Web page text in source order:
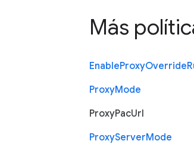
Más
EnableProxyOverride
ProxyMode
ProxyPacUrl
ProxyServerMode